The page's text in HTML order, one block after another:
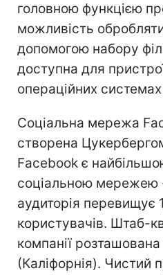
головною функцією
можливість
допомогою набору
доступна для
операційних
Соціальна мережа
створена
Facebook є
соціальною мережею
аудиторія перевищує
користувачів. Штаб-
компанії
(Каліфорнія). Чистий